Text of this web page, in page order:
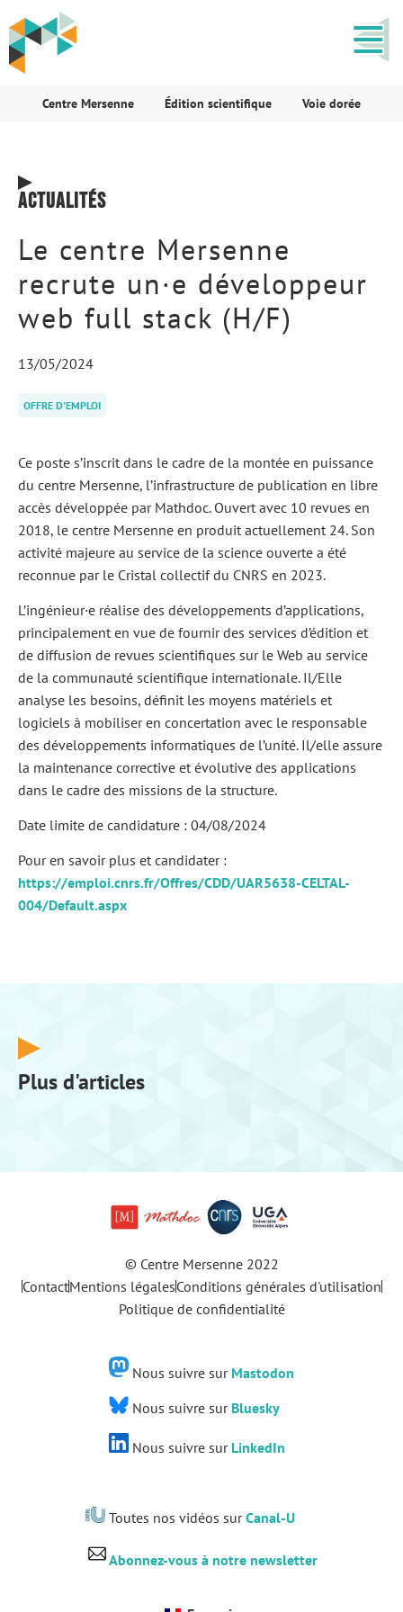
Centre Mersenne Édition scientifique Voie dorée
Actualités
Le centre Mersenne
recrute un·e développeur
web full stack (H/F)
13/05/2024
OFFRE D'EMPLOI
Ce poste s’inscrit dans le cadre de la montée en puissance
du centre Mersenne, l’infrastructure de publication en libre
accès développée par Mathdoc. Ouvert avec 10 revues en
2018, le centre Mersenne en produit actuellement 24. Son
activité majeure au service de la science ouverte a été
reconnue par le Cristal collectif du CNRS en 2023.
L’ingénieur·e réalise des développements d’applications,
principalement en vue de fournir des services d’édition et
de diffusion de revues scientifiques sur le Web au service
de la communauté scientifique internationale. Il/Elle
analyse les besoins, définit les moyens matériels et
logiciels à mobiliser en concertation avec le responsable
des développements informatiques de l’unité. Il/elle assure
la maintenance corrective et évolutive des applications
dans le cadre des missions de la structure.
Date limite de candidature : 04/08/2024
Pour en savoir plus et candidater :
https://emploi.cnrs.fr/Offres/CDD/UAR5638-CELTAL-
004/Default.aspx
Plus d'articles
© Centre Mersenne 2022
ContactMentions légalesConditions générales d'utilisation
Politique de confidentialité
Nous suivre sur Mastodon
Nous suivre sur Bluesky
Nous suivre sur LinkedIn
Toutes nos vidéos surCanal-U
Abonnez-vous à notre newsletter